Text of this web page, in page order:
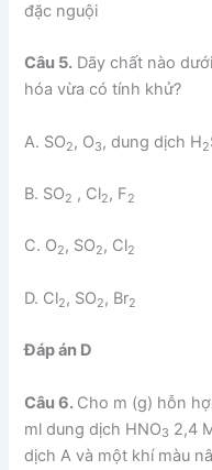
đặc nguội
Câu 5. Dãy chất nào
hóa vừa có tính khử?
A. SO2, O3, dung dịch H2
B. SO2 , Cl2, F2
C. O2, SO2, Cl2
D. Cl2, SO2, Br2
Đáp án D
Câu 6. Cho m (g) hỗn
ml dung dịch HNO3 2,4
dịch A và một khí màu